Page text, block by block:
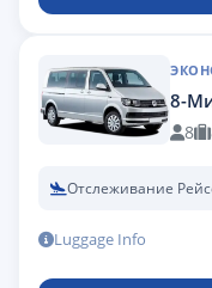
8-
8
Отслеживание
Luggage Info